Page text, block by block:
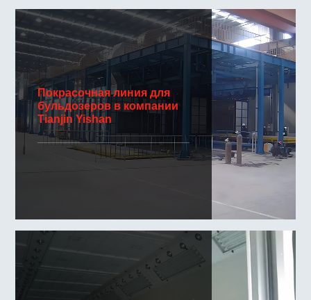
Покрасочная линия для
бульдозеров в компании
Tianjin Yishan